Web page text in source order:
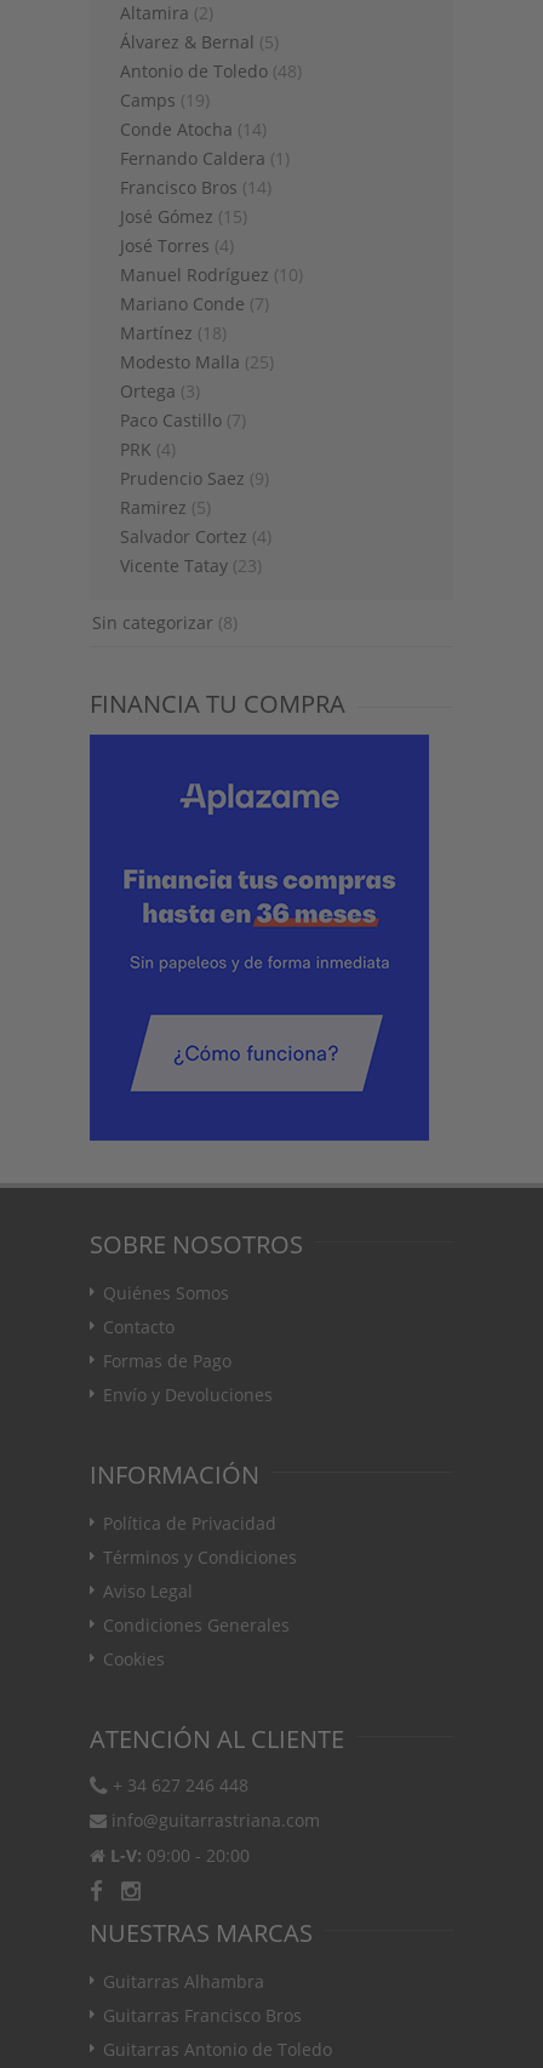
Altamira (2)
Álvarez & Bernal (5)
Antonio de Toledo (48)
Camps (19)
Conde Atocha (14)
Fernando Caldera (1)
Francisco Bros (14)
José Gómez (15)
José Torres (4)
Manuel Rodríguez (10)
Mariano Conde (7)
Martínez (18)
Modesto Malla (25)
Ortega (3)
Paco Castillo (7)
PRK (4)
Prudencio Saez (9)
Ramirez (5)
Salvador Cortez (4)
Vicente Tatay (23)
Sin categorizar (8)
FINANCIA TU COMPRA
SOBRE NOSOTROS
Quiénes Somos
Contacto
Formas de Pago
Envío y Devoluciones
INFORMACIÓN
Política de Privacidad
Términos y Condiciones
Aviso Legal
Condiciones Generales
Cookies
ATENCIÓN AL CLIENTE
+ 34 627 246 448
info@guitarrastriana.com
L-V: 09:00 - 20:00
NUESTRAS MARCAS
Guitarras Alhambra
Guitarras Francisco Bros
Guitarras Antonio de Toledo